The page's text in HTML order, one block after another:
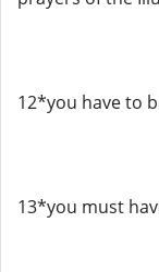
12*you have to
13*you must